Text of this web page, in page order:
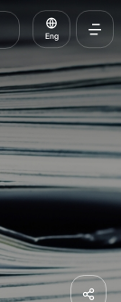
Eng
전체
열기